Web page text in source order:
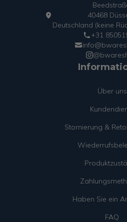
40468
Deutschland (keine
+31
Über uns
Stornierung &
Haben Sie ein
FAQ